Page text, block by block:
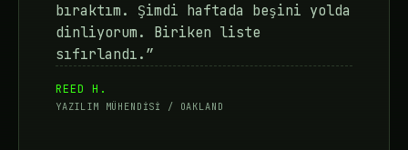
bıraktım. Şimdi haftada beşini yolda
dinliyorum. Biriken liste
sıfırlandı.”
REED H.
YAZILIM MÜHENDİSİ / OAKLAND